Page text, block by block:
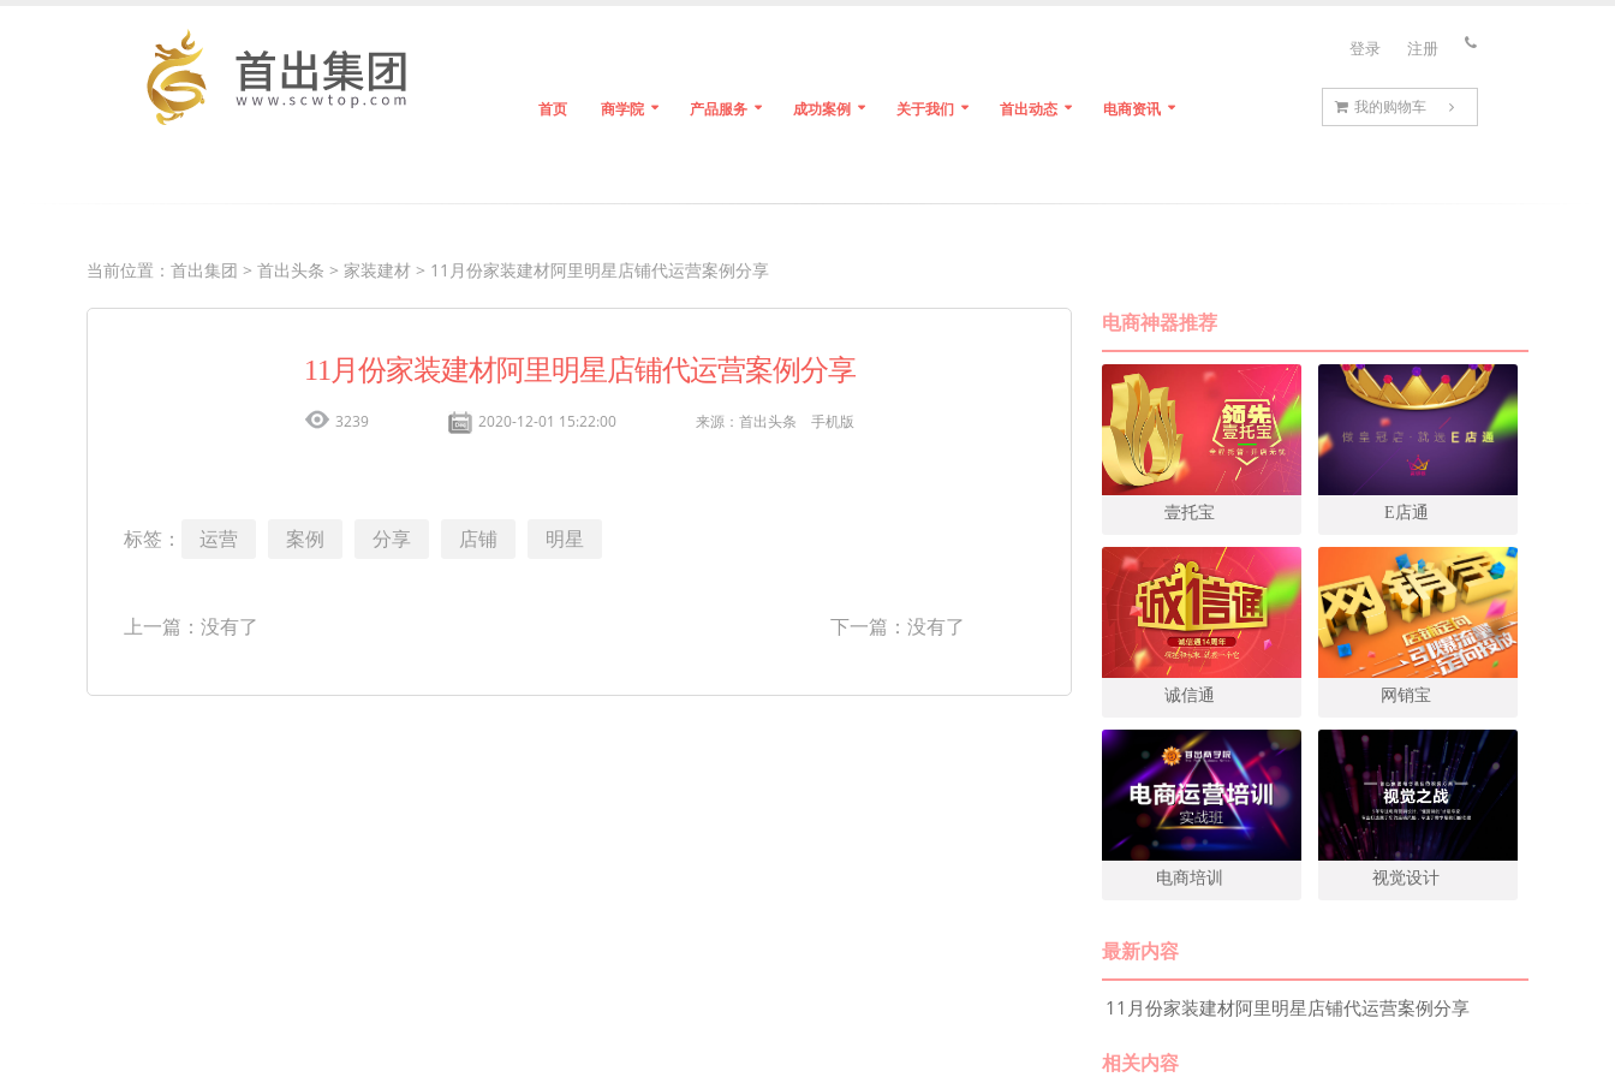
登录 注册
我的购物车
首页 商学院 产品服务 成功案例 关于我们 首出动态 电商资讯
当前位置： 首出集团 > 首出头条 > 家装建材 > 11月份家装建材阿里明星店铺代运营案例分享
11月份家装建材阿里明星店铺代运营案例分享
3239 2020-12-01 15:22:00 来源：首出头条 手机版
标签： 运营 案例 分享 店铺 明星
上一篇：没有了 下一篇：没有了
电商神器推荐
壹托宝 E店通
诚信通 网销宝
电商培训 视觉设计
最新内容
11月份家装建材阿里明星店铺代运营案例分享
相关内容